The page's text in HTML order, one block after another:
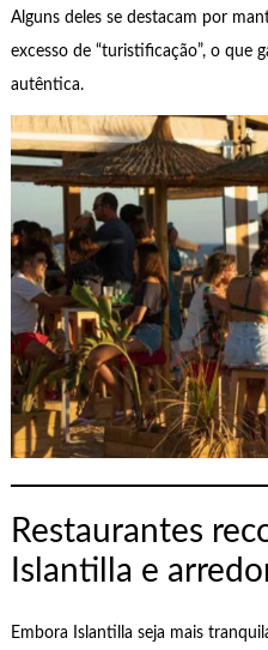
Alguns deles se destacam por
excesso de “turistificação”, o que
autêntica.
Restaurantes
Islantilla e
Embora Islantilla seja mais